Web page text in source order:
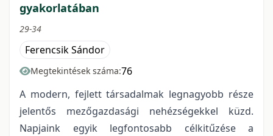
gyakorlatában
29-34
Ferencsik Sándor
Megtekintések száma:76
A modern, fejlett társadalmak legnagyobb része
jelentős mezőgazdasági nehézségekkel küzd.
Napjaink egyik legfontosabb célkitűzése a